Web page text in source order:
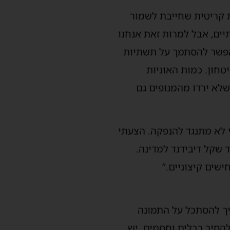
קריטית שחייבת לשמור
אבל למרות זאת אנחנו
“אי-אפשר להסתמך על תשתיות
כמות האוניות
ירדו מהמנופים גם
לא מתנגד להנפקה. הצעתי
מיליארד שקל דיבידנד למדינה.
קיצוניים.”
להסתכל על התמונה